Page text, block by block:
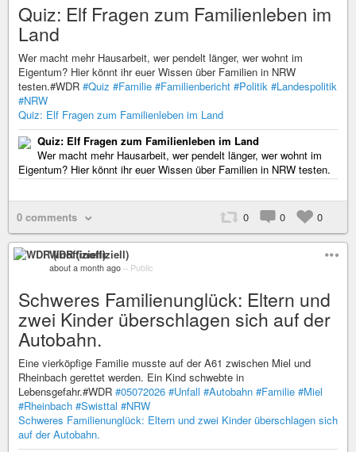
Quiz: Elf Fragen zum Familienleben im
Land
Wer macht mehr Hausarbeit, wer pendelt länger, wer wohnt im
Eigentum? Hier könnt ihr euer Wissen über Familien in NRW
testen.#WDR #Quiz #Familie #Familienbericht #Politik #Landespolitik
#NRW
Quiz: Elf Fragen zum Familienleben im Land
Quiz: Elf Fragen zum Familienleben im Land
Wer macht mehr Hausarbeit, wer pendelt länger, wer wohnt im
Eigentum? Hier könnt ihr euer Wissen über Familien in NRW testen.
0 comments 0 0 0
WDR (inoffiziell)
about a month ago – Public
Schweres Familienunglück: Eltern und
zwei Kinder überschlagen sich auf der
Autobahn.
Eine vierköpfige Familie musste auf der A61 zwischen Miel und
Rheinbach gerettet werden. Ein Kind schwebte in
Lebensgefahr.#WDR #05072026 #Unfall #Autobahn #Familie #Miel
#Rheinbach #Swisttal #NRW
Schweres Familienunglück: Eltern und zwei Kinder überschlagen sich
auf der Autobahn.